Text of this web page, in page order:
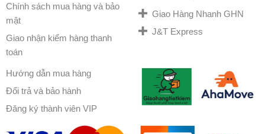
Chính sách mua hàng và bảo
mật
Giao nhận kiểm hàng thanh
toán
Hướng dẫn mua hàng
Đổi trả và bảo hành
Đăng ký thành viên VIP
Giao Hàng Nhanh GHN
J&T Express